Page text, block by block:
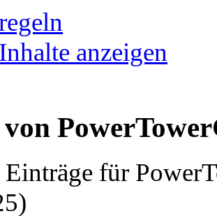
anzeigen
Einträge für